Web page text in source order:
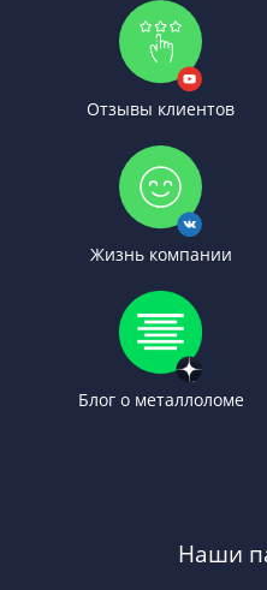
Отзывы клиентов
Жизнь компании
Блог о металлоломе
Наши